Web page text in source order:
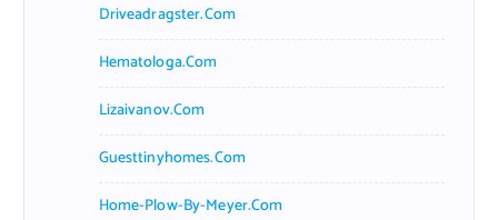
Driveadragster.com
Hematologa.com
Lizaivanov.com
Guesttinyhomes.com
Home-Plow-By-Meyer.com